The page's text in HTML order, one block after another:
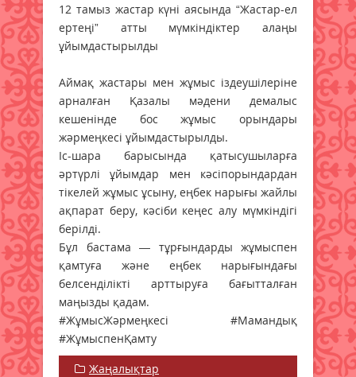
12 тамыз жастар күні аясында “Жастар-ел
ертеңі” атты мүмкіндіктер алаңы
ұйымдастырылды
Аймақ жастары мен жұмыс іздеушілеріне
арналған Қазалы мәдени демалыс
кешенінде бос жұмыс орындары
жәрмеңкесі ұйымдастырылды.
Іс-шара барысында қатысушыларға
әртүрлі ұйымдар мен кәсіпорындардан
тікелей жұмыс ұсыну, еңбек нарығы жайлы
ақпарат беру, кәсіби кеңес алу мүмкіндігі
берілді.
Бұл бастама — тұрғындарды жұмыспен
қамтуға және еңбек нарығындағы
белсенділікті арттыруға бағытталған
маңызды қадам.
#ЖұмысЖәрмеңкесі #Мамандық
#ЖұмыспенҚамту
Жаңалықтар